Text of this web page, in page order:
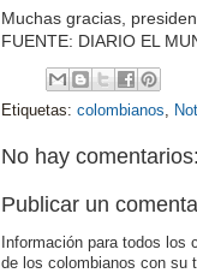
Muchas gracias,
FUENTE: DIARIO EL
Etiquetas: colombianos,
No hay comentarios:
Publicar un
Información para todos
de los colombianos con su